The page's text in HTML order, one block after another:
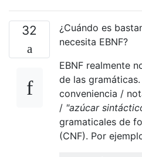
32
¿Cuándo es
necesita EBNF?
EBNF realmente
de las
conveniencia /
/ "azúcar
gramaticales de
(CNF). Por